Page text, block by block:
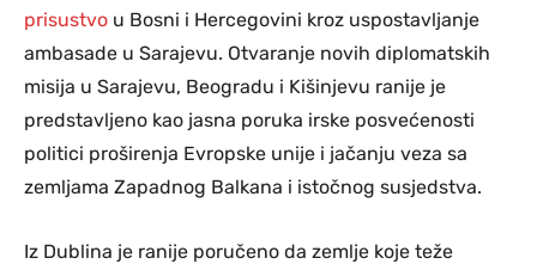
prisustvo u Bosni i Hercegovini kroz uspostavljanje
ambasade u Sarajevu. Otvaranje novih diplomatskih
misija u Sarajevu, Beogradu i Kišinjevu ranije je
predstavljeno kao jasna poruka irske posvećenosti
politici proširenja Evropske unije i jačanju veza sa
zemljama Zapadnog Balkana i istočnog susjedstva.
Iz Dublina je ranije poručeno da zemlje koje teže